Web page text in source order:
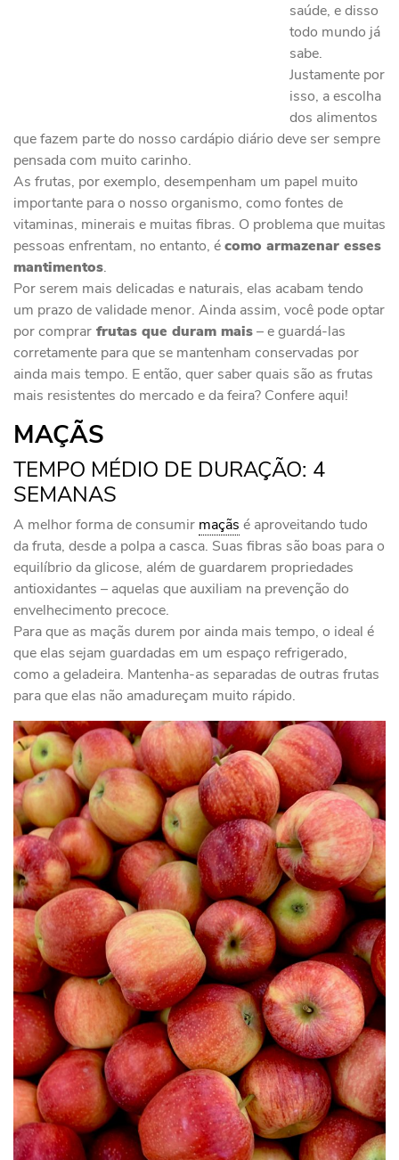
saúde, e disso
todo mundo já
sabe.
Justamente por
isso, a escolha
dos alimentos
que fazem parte do nosso cardápio diário deve ser sempre
pensada com muito carinho.
As frutas, por exemplo, desempenham um papel muito
importante para o nosso organismo, como fontes de
vitaminas, minerais e muitas fibras. O problema que muitas
pessoas enfrentam, no entanto, écomo armazenar esses
mantimentos.
Por serem mais delicadas e naturais, elas acabam tendo
um prazo de validade menor. Ainda assim, você pode optar
por comprar frutas que duram mais– e guardá-las
corretamente para que se mantenham conservadas por
ainda mais tempo. E então, quer saber quais são as frutas
mais resistentes do mercado e da feira? Confere aqui!
MAÇÃS
TEMPO MÉDIO DE DURAÇÃO: 4
SEMANAS
A melhor forma de consumir maçãs é aproveitando tudo
da fruta, desde a polpa a casca. Suas fibras são boas para o
equilíbrio da glicose, além de guardarem propriedades
antioxidantes – aquelas que auxiliam na prevenção do
envelhecimento precoce.
Para que as maçãs durem por ainda mais tempo, o ideal é
que elas sejam guardadas em um espaço refrigerado,
como a geladeira. Mantenha-as separadas de outras frutas
para que elas não amadureçam muito rápido.